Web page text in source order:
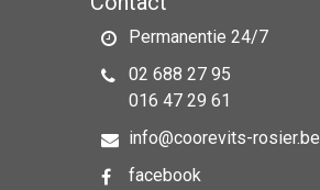
Permanentie 24/7
02 688 27 95
016 47 29 61
info@coorevits-rosier.be
facebook